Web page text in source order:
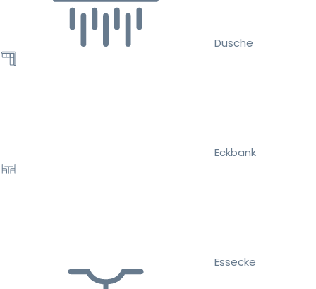
Dusche
Eckbank
Essecke